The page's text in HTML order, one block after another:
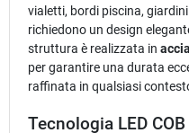
vialetti, bordi piscina,
richiedono un design
struttura è realizzata in
per garantire una durata
raffinata in qualsiasi
Tecnologia LED